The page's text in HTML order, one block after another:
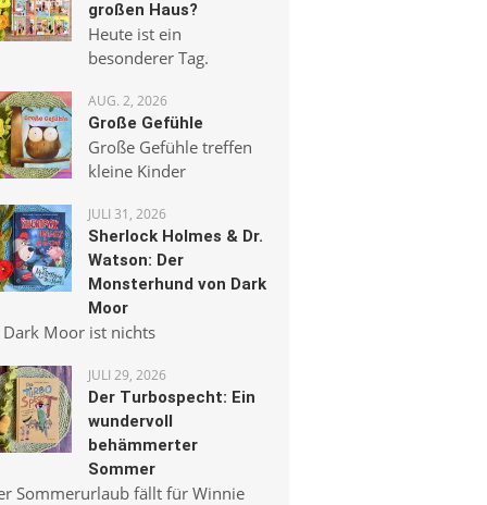
großen Haus?
Heute ist ein
besonderer Tag.
AUG. 2, 2026
Große Gefühle
Große Gefühle treffen
kleine Kinder
JULI 31, 2026
Sherlock Holmes & Dr.
Watson: Der
Monsterhund von Dark
Moor
Dark Moor ist nichts
JULI 29, 2026
Der Turbospecht: Ein
wundervoll
behämmerter
Sommer
Sommerurlaub fällt für Winnie